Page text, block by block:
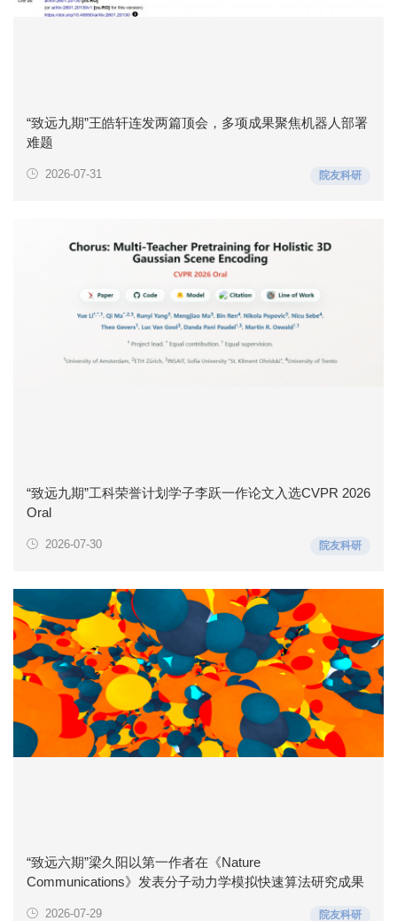
“致远九期”王皓轩连发两篇顶会，多项成果聚焦机器人部署
难题
2026-07-31 院友科研
“致远九期”工科荣誉计划学子李跃一作论文入选CVPR 2026
Oral
2026-07-30 院友科研
“致远六期”梁久阳以第一作者在《Nature
Communications》发表分子动力学模拟快速算法研究成果
2026-07-29 院友科研